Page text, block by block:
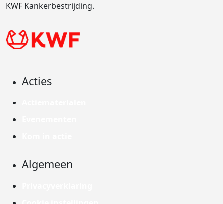
KWF Kankerbestrijding.
Acties
Algemeen